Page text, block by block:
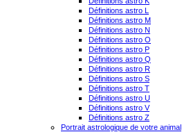
Définitions astro L
Définitions astro M
Définitions astro N
Définitions astro O
Définitions astro P
Définitions astro Q
Définitions astro R
Définitions astro S
Définitions astro T
Définitions astro U
Définitions astro V
Définitions astro Z
Portrait astrologique de votre animal